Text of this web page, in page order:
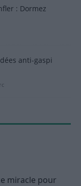
: Dormez
anti-gaspi
miracle pour